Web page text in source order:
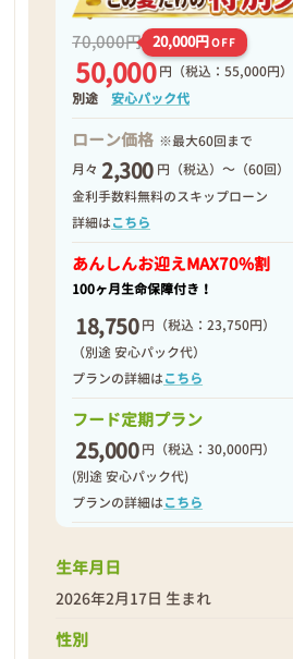
2026年02月24日
❮
70,000円 20,000円OFF
50,000 円 （税込：55,000円）
別途安心パック代
ローン価格 ※最大60回まで
月々 2,300 円（税込）～（60回）
金利手数料無料のスキップローン
詳細はこちら
あんしんお迎えMAX70%割
100ヶ月生命保障付き！
18,750 円 （税込：23,750円）
（別途 安心パック代）
プランの詳細はこちら
フード定期プラン
25,000 円 （税込：30,000円）
(別途 安心パック代)
プランの詳細はこちら
生年月日
2026年2月17日 生まれ
性別